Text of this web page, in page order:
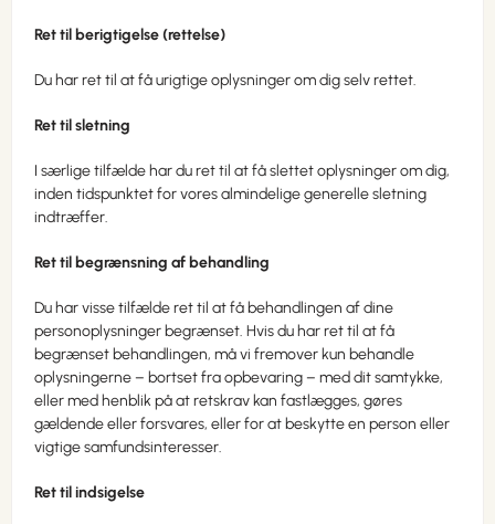
Ret til berigtigelse (rettelse)
Du har ret til at få urigtige oplysninger om dig selv rettet.
Ret til sletning
I særlige tilfælde har du ret til at få slettet oplysninger om dig,
inden tidspunktet for vores almindelige generelle sletning
indtræffer.
Ret til begrænsning af behandling
Du har visse tilfælde ret til at få behandlingen af dine
personoplysninger begrænset. Hvis du har ret til at få
begrænset behandlingen, må vi fremover kun behandle
oplysningerne – bortset fra opbevaring – med dit samtykke,
eller med henblik på at retskrav kan fastlægges, gøres
gældende eller forsvares, eller for at beskytte en person eller
vigtige samfundsinteresser.
Ret til indsigelse